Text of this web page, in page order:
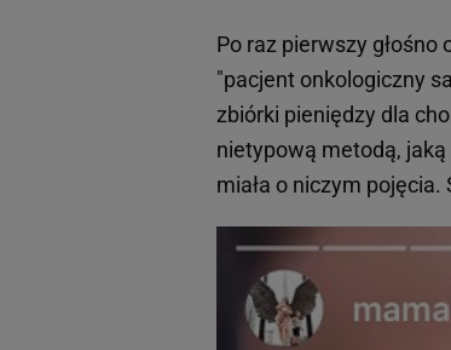
Po raz pierwszy głośno
"pacjent onkologiczny
zbiórki pieniędzy dla
nietypową metodą, jaką
miała o niczym